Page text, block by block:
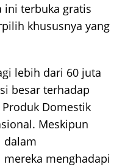
ini terbuka gratis
khususnya yang
lebih dari 60 juta
besar terhadap
Domestik
Meskipun
dalam
menghadapi